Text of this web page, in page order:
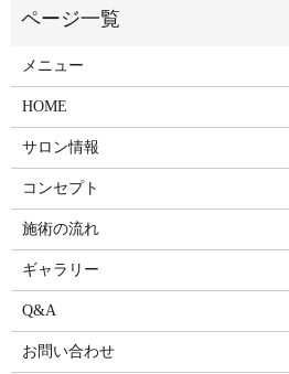
メニュー
HOME
サロン情報
コンセプト
施術の流れ
ギャラリー
Q&A
お問い合わせ